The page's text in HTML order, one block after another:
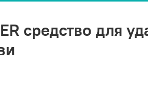
средство для